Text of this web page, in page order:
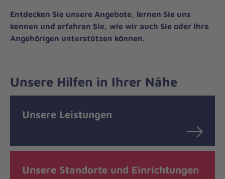
Entdecken Sie unsere Angebote, lernen Sie uns
kennen und erfahren Sie, wie wir auch Sie oder Ihre
Angehörigen unterstützen können.
Unsere Hilfen in Ihrer Nähe
Unsere Leistungen
Unsere Standorte und Einrichtungen